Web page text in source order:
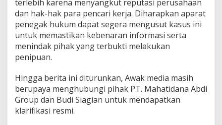
terlebih karena menyangkut reputasi perusahaan
dan hak-hak para pencari kerja. Diharapkan aparat
penegak hukum dapat segera mengusut kasus ini
untuk memastikan kebenaran informasi serta
menindak pihak yang terbukti melakukan
penipuan.
Hingga berita ini diturunkan, Awak media masih
berupaya menghubungi pihak PT. Mahatidana Abdi
Group dan Budi Siagian untuk mendapatkan
klarifikasi resmi.